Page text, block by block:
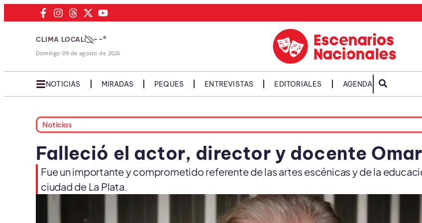
CLIMA LOCAL --°
Domingo 09 de agosto de 2026
NOTICIAS MIRADAS PEQUES ENTREVISTAS EDITORIALES AGENDA
Noticias
Falleció el actor, director y docente
Fue un importante y comprometido referente de las artes escénicas y de la
ciudad de La Plata.